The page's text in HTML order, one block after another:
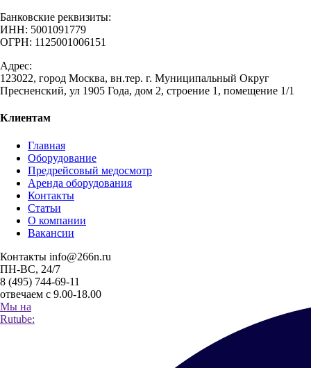
Банковские реквизиты:
ИНН: 5001091779
ОГРН: 1125001006151
Адрес:
123022, город Москва, вн.тер. г. Муниципальный Округ
Пресненский, ул 1905 Года, дом 2, строение 1, помещение 1/1
Клиентам
Главная
Оборудование
Предрейсовый медосмотр
Аренда оборудования
Контакты
Статьи
О компании
Вакансии
Контакты info@266n.ru
ПН-ВС, 24/7
8 (495) 744-69-11
отвечаем с 9.00-18.00
Мы на
Rutube: